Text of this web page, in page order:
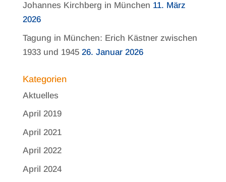
Johannes Kirchberg in München 11. März
2026
Tagung in München: Erich Kästner zwischen
1933 und 1945 26. Januar 2026
Kategorien
Aktuelles
April 2019
April 2021
April 2022
April 2024